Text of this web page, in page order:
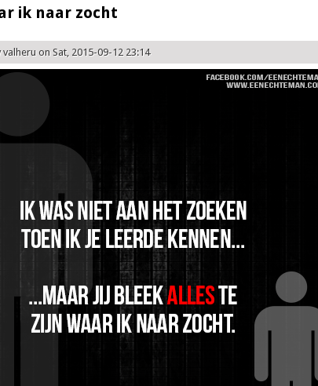
ik naar zocht
valheru on Sat, 2015-09-12 23:14